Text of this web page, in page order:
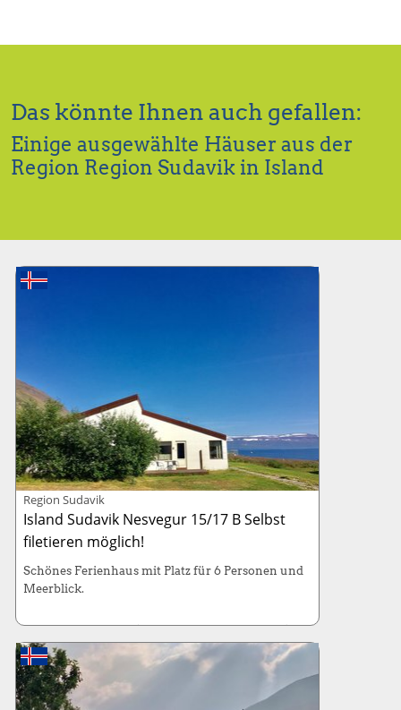
Das könnte Ihnen auch gefallen:
Einige ausgewählte Häuser aus der
Region Region Sudavik in Island
Region Sudavik
Island Sudavik Nesvegur 15/17 B Selbst
filetieren möglich!
Schönes Ferienhaus mit Platz für 6 Personen und
Meerblick.
Haus: 130m² (6 Betten / 3 Schlafzimmer)
Kabinenboot: 130-PS, Länge 7 Meter